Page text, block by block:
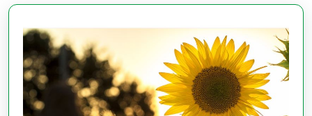
ー
シ
ョ
ン
post:
post: